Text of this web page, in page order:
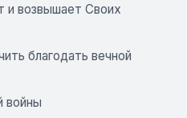
и возвышает Своих
благодать вечной
войны